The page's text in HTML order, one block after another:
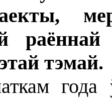
раённай
тэмай.
года